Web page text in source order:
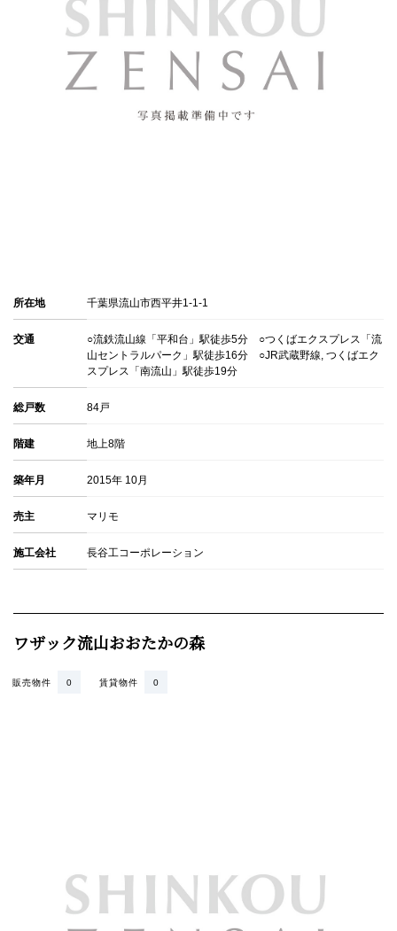
所在地 千葉県流山市西平井1-1-1
交通
○流鉄流山線「平和台」駅徒歩5分 ○つくばエクスプレス「流
山セントラルパーク」駅徒歩16分 ○JR武蔵野線, つくばエク
スプレス「南流山」駅徒歩19分
総戸数 84戸
階建 地上8階
築年月 2015年 10月
売主 マリモ
施工会社 長谷工コーポレーション
ワザック流山おおたかの森
賃貸物件 0
販売物件 0